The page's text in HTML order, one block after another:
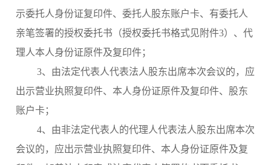
示委托人身份证复印件、委托人股东账户卡、有委托人
亲笔签署的授权委托书（授权委托书格式见附件3）、代
理人本人身份证原件及复印件；
3、由法定代表人代表法人股东出席本次会议的，应
出示营业执照复印件、本人身份证原件及复印件、股东
账户卡；
4、由非法定代表人的代理人代表法人股东出席本次
会议的，应出示营业执照复印件、本人身份证原件及复